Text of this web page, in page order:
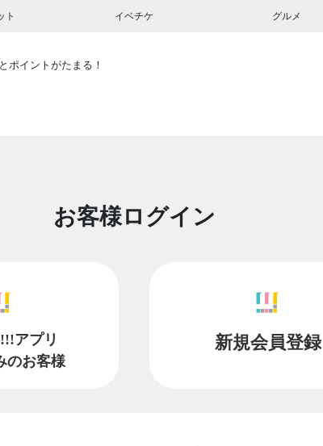
ト イベチケ グルメ
ポイントがたまる！
お客様ログイン
アプリ
のお客様
新規会員登録